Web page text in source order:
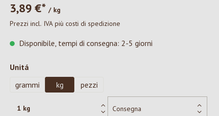
3,89 €* / kg
Prezzi incl. IVA più costi di spedizione
Disponibile, tempi di consegna: 2-5 giorni
Seleziona
Unitá
grammi
kg pezzi